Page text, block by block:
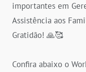
importantes em
Assistência aos
Gratidão! 🙏🥰
Confira abaixo o